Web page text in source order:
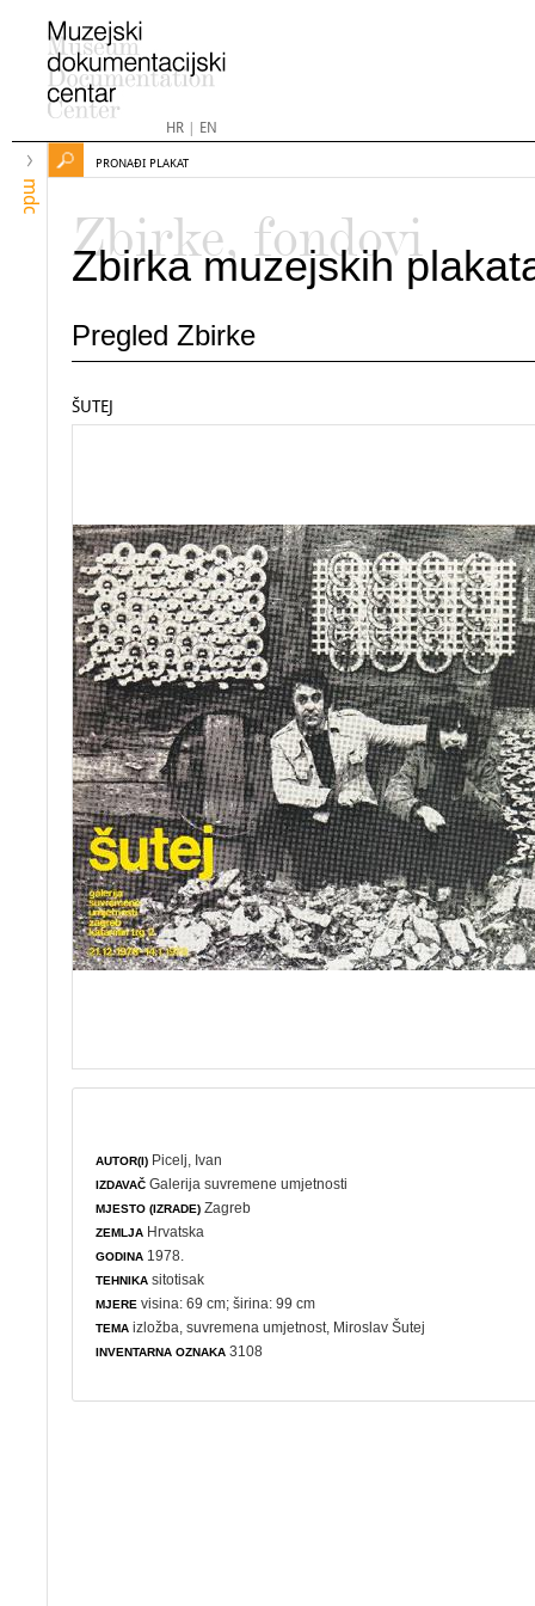
HR| EN
mdc
PRONAĐI PLAKAT
Zbirke, fondovi
Zbirka muzejskih
Pregled Zbirke
ŠUTEJ
AUTOR(I) Picelj, Ivan
IZDAVAČ Galerija suvremene umjetnosti
MJESTO (IZRADE) Zagreb
ZEMLJA Hrvatska
GODINA 1978.
TEHNIKA sitotisak
MJERE visina: 69 cm; širina: 99 cm
TEMA izložba ,suvremena umjetnost , Miroslav Šutej
INVENTARNA OZNAKA 3108